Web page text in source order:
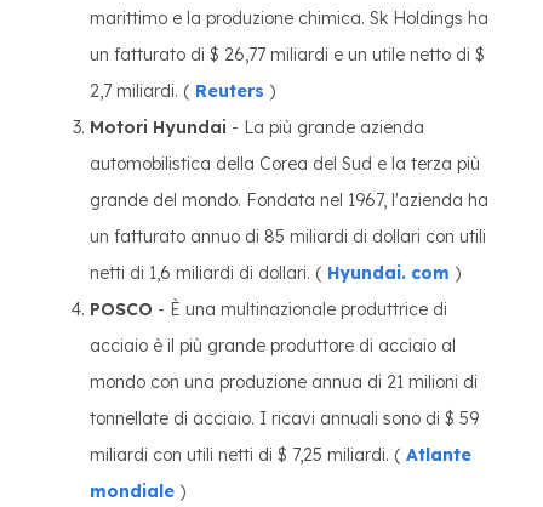
marittimo e la produzione chimica. Sk Holdings ha
un fatturato di $ 26,77 miliardi e un utile netto di $
2,7 miliardi. ( Reuters )
Motori Hyundai - La più grande azienda
automobilistica della Corea del Sud e la terza più
grande del mondo. Fondata nel 1967, l'azienda ha
un fatturato annuo di 85 miliardi di dollari con utili
netti di 1,6 miliardi di dollari. ( Hyundai. com )
POSCO - È una multinazionale produttrice di
acciaio è il più grande produttore di acciaio al
mondo con una produzione annua di 21 milioni di
tonnellate di acciaio. I ricavi annuali sono di $ 59
miliardi con utili netti di $ 7,25 miliardi. ( Atlante
mondiale )